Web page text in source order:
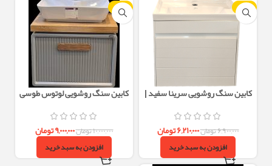
-10%
کابین سنگ روشویی سرینا سفید |
۶,۹۰۰,۰۰۰تومان۶,۲۱۰,۰۰۰تومان
افزودن به سبد خرید
-10%
کابین سنگ روشویی لوتوس طوسی
مدرن
۱۰,۰۰۰,۰۰۰تومان۹,۰۰۰,۰۰۰تومان
افزودن به سبد خرید